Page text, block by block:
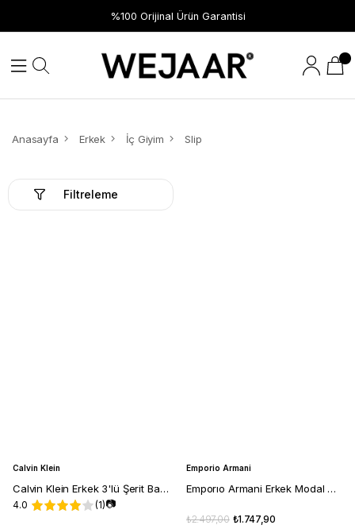
%100 Orijinal Ürün Garantisi
Anasayfa Erkek İç Giyim Slip
Filtreleme
Calvin Klein
Calvin Klein Erkek 3'lü Şerit Bantlı Renkli Siyah Külot 000NB4075A-Q6A
4.0 (1)📷
Emporio Armani
Emporıo Armani Erkek Modal Kumaş Logolu Lastikli Bel Beyaz Külot EM000360 AF10783-U0002
₺1.747,90
₺2.497,00